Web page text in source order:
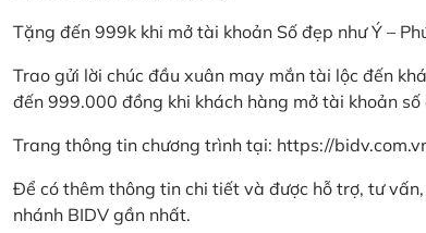
Tặng đến 999k khi mở tài khoản Số đẹp như Ý –
Trao gửi lời chúc đầu xuân may mắn tài lộc đến
đến 999.000 đồng khi khách hàng mở tài khoản
Trang thông tin chương trình tại: https://
Để có thêm thông tin chi tiết và được hỗ trợ, tư
nhánh BIDV gần nhất.